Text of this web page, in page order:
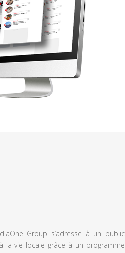
Group s’adresse à un public
la vie locale grâce à un programme